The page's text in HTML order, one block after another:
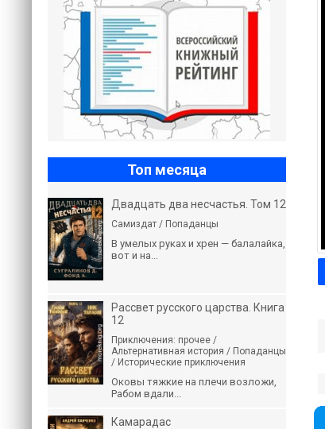
Топ месяца
Двадцать два несчастья. Том 12
Самиздат / Попаданцы
В умелых руках и хрен — балалайка,
вот и на...
Рассвет русского царства. Книга
12
Приключения: прочее /
Альтернативная история / Попаданцы
/ Исторические приключения
Оковы тяжкие на плечи возложи,
Рабом вдали...
Камарадас